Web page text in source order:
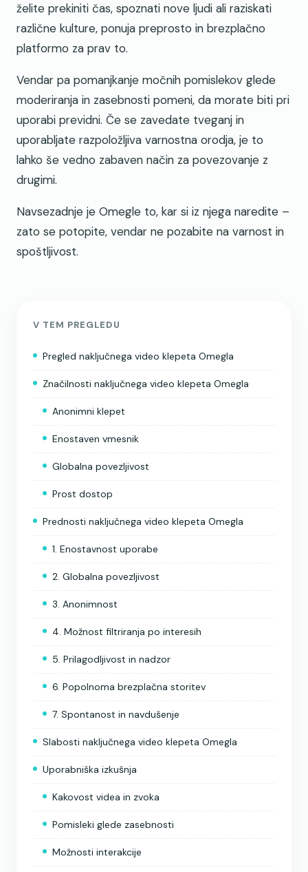
želite prekiniti čas, spoznati nove ljudi ali raziskati
različne kulture, ponuja preprosto in brezplačno
platformo za prav to.
Vendar pa pomanjkanje močnih pomislekov glede
moderiranja in zasebnosti pomeni, da morate biti pri
uporabi previdni. Če se zavedate tveganj in
uporabljate razpoložljiva varnostna orodja, je to
lahko še vedno zabaven način za povezovanje z
drugimi.
Navsezadnje je Omegle to, kar si iz njega naredite –
zato se potopite, vendar ne pozabite na varnost in
spoštljivost.
V TEM PREGLEDU
Pregled naključnega video klepeta Omegla
Značilnosti naključnega video klepeta Omegla
Anonimni klepet
Enostaven vmesnik
Globalna povezljivost
Prost dostop
Prednosti naključnega video klepeta Omegla
1. Enostavnost uporabe
2. Globalna povezljivost
3. Anonimnost
4. Možnost filtriranja po interesih
5. Prilagodljivost in nadzor
6. Popolnoma brezplačna storitev
7. Spontanost in navdušenje
Slabosti naključnega video klepeta Omegla
Uporabniška izkušnja
Kakovost videa in zvoka
Pomisleki glede zasebnosti
Možnosti interakcije